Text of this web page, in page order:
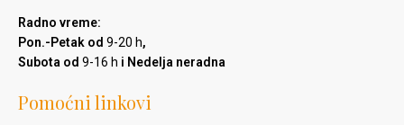
Radno vreme:
Pon.-Petak od 9-20 h,
Subota od 9-16 h i Nedelja neradna
Pomoćni linkovi